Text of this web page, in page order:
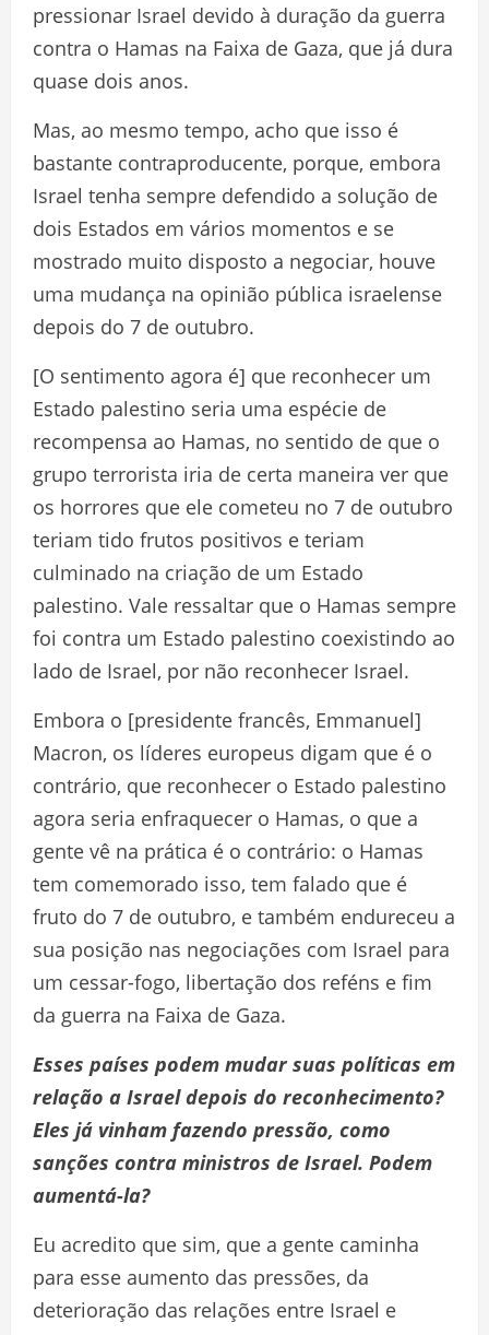
pressionar Israel devido à duração da guerra
contra o Hamas na Faixa de Gaza, que já dura
quase dois anos.
Mas, ao mesmo tempo, acho que isso é
bastante contraproducente, porque, embora
Israel tenha sempre defendido a solução de
dois Estados em vários momentos e se
mostrado muito disposto a negociar, houve
uma mudança na opinião pública israelense
depois do 7 de outubro.
[O sentimento agora é] que reconhecer um
Estado palestino seria uma espécie de
recompensa ao Hamas, no sentido de que o
grupo terrorista iria de certa maneira ver que
os horrores que ele cometeu no 7 de outubro
teriam tido frutos positivos e teriam
culminado na criação de um Estado
palestino. Vale ressaltar que o Hamas sempre
foi contra um Estado palestino coexistindo ao
lado de Israel, por não reconhecer Israel.
Embora o [presidente francês, Emmanuel]
Macron, os líderes europeus digam que é o
contrário, que reconhecer o Estado palestino
agora seria enfraquecer o Hamas, o que a
gente vê na prática é o contrário: o Hamas
tem comemorado isso, tem falado que é
fruto do 7 de outubro, e também endureceu a
sua posição nas negociações com Israel para
um cessar-fogo, libertação dos reféns e fim
da guerra na Faixa de Gaza.
Esses países podem mudar suas políticas em
relação a Israel depois do reconhecimento?
Eles já vinham fazendo pressão, como
sanções contra ministros de Israel. Podem
aumentá-la?
Eu acredito que sim, que a gente caminha
para esse aumento das pressões, da
deterioração das relações entre Israel e